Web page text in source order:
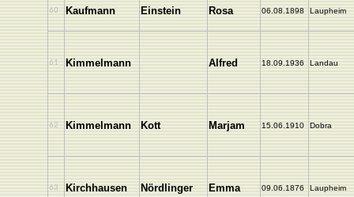
60 Kaufmann Einstein Rosa 06.08.1898 Laupheim
61 Kimmelmann Alfred 18.09.1936 Landau
62 Kimmelmann Kott Marjam 15.06.1910 Dobra
63 Kirchhausen Nördlinger Emma 09.06.1876 Laupheim